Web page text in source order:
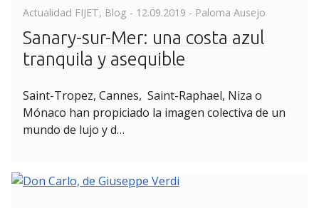
Actualidad FIJET, Blog - Posted
12.09.2019 - Paloma Ausejo
Sanary-sur-Mer: una costa azul
tranquila y asequible
Saint-Tropez, Cannes, Saint-Raphael, Niza o
Mónaco han propiciado la imagen colectiva de un
mundo de lujo y d…